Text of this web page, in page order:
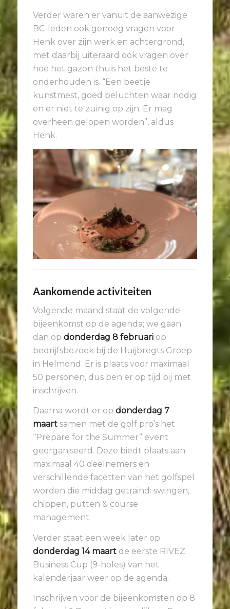
Verder waren er vanuit de aanwezige
BC-leden ook genoeg vragen voor
Henk over zijn werk en achtergrond,
met daarbij uiteraard ook vragen over
hoe het gazon thuis het beste te
onderhouden is. “Een beetje
kunstmest, goed beluchten waar nodig
en er niet te zuinig op zijn. Er mag
overheen gelopen worden”, aldus
Henk.
Aankomende activiteiten
Volgende maand staat de volgende
bijeenkomst op de agenda; we gaan
dan op donderdag 8 februari op
bedrijfsbezoek bij de Huijbregts Groep
in Helmond. Er is plaats voor maximaal
50 personen, dus ben er op tijd bij met
inschrijven.
Daarna wordt er op donderdag 7
maart samen met de golf pro’s het
“Prepare for the Summer” event
georganiseerd. Deze biedt plaats aan
maximaal 40 deelnemers en
verschillende facetten van het golfspel
worden die middag getraind: swingen,
chippen, putten & course
management.
Verder staat een week later op
donderdag 14 maart de eerste RIVEZ
Business Cup (9-holes) van het
kalenderjaar weer op de agenda.
Inschrijven voor de bijeenkomsten op 8